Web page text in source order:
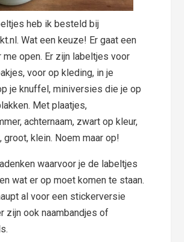
heb ik besteld bij
Wat een keuze! Er gaat een
open. Er zijn labeltjes voor
voor op kleding, in je
je knuffel, miniversies die je op
Met plaatjes,
achternaam, zwart op kleur,
groot, klein. Noem maar op!
waarvoor je de labeltjes
wat er op moet komen te staan.
al voor een stickerversie
zijn ook naambandjes of